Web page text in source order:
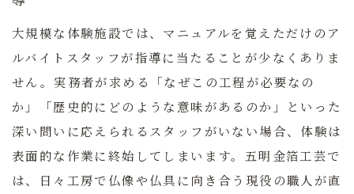
大規模な体験施設では、マニュアルを覚えただけのア
ルバイトスタッフが指導に当たることが少なくありま
せん。実務者が求める「なぜこの工程が必要なの
か」「歴史的にどのような意味があるのか」といった
深い問いに応えられるスタッフがいない場合、体験は
表面的な作業に終始してしまいます。五明金箔工芸で
は、日々工房で仏像や仏具に向き合う現役の職人が直